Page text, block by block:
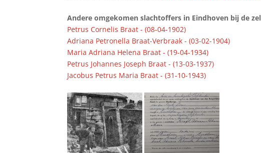
Andere omgekomen slachtoffers in Eindhoven bij de
Petrus Cornelis Braat - (08-04-1902)
Adriana Petronella Braat-Verbraak - (03-02-1904)
Maria Adriana Helena Braat - (19-04-1934)
Petrus Johannes Joseph Braat - (13-03-1937)
Jacobus Petrus Maria Braat - (31-10-1943)